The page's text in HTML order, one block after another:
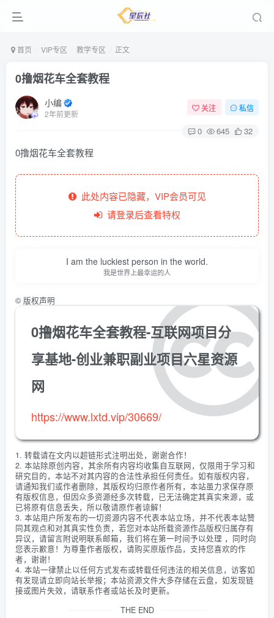
首页 VIP专区 教学专区 正文
0撸烟花车全套教程
小编
2年前更新
关注 私信
0 645 32
0撸烟花车全套教程
此处内容已隐藏，VIP会员可见
请登录后查看特权
I am the luckiest person in the world.
我是世界上最幸运的人
© 版权声明
0撸烟花车全套教程-互联网项目分
享基地-创业兼职副业项目六星资源
网
https://www.lxtd.vip/30669/
1. 转载请在文内以超链形式注明出处，谢谢合作！
2. 本站除原创内容，其余所有内容均收集自互联网，仅限用于学习和
研究目的，本站不对其内容的合法性承担任何责任。如有版权内容，
请通知我们或作者删除，其版权均归原作者所有，本站虽力求保存原
有版权信息，但因众多资源经多次转载，已无法确定其真实来源，或
已将原有信息丢失，所以敬请原作者谅解！
3. 本站用户所发布的一切资源内容不代表本站立场，并不代表本站赞
同其观点和对其真实性负责，若您对本站所载资源作品版权归属存有
异议，请留言附说明联系邮箱，我们将在第一时间予以处理 ，同时向
您表示歉意！为尊重作者版权，请购买原版作品，支持您喜欢的作
者，谢谢！
4. 本站一律禁止以任何方式发布或转载任何违法的相关信息，访客如
有发现请立即向站长举报；本站资源文件大多存储在云盘，如发现链
接或图片失效，请联系作者或站长及时更新。
THE END